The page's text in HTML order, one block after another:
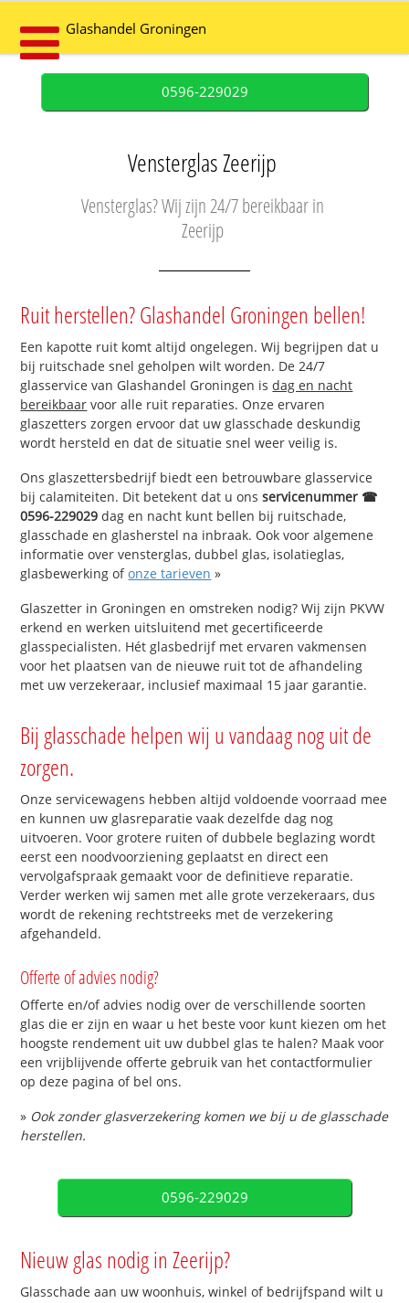
Glashandel Groningen
0596-229029
Vensterglas Zeerijp
Vensterglas? Wij zijn 24/7 bereikbaar in
Zeerijp
Ruit herstellen? Glashandel Groningen bellen!
Een kapotte ruit komt altijd ongelegen. Wij begrijpen dat u
bij ruitschade snel geholpen wilt worden. De 24/7
glasservice van Glashandel Groningen isdag en nacht
bereikbaar voor alle ruit reparaties. Onze ervaren
glaszetters zorgen ervoor dat uw glasschade deskundig
wordt hersteld en dat de situatie snel weer veilig is.
Ons glaszettersbedrijf biedt een betrouwbare glasservice
bij calamiteiten. Dit betekent dat u onsservicenummer ☎
0596-229029 dag en nacht kunt bellen bij ruitschade,
glasschade en glasherstel na inbraak. Ook voor algemene
informatie over vensterglas, dubbel glas, isolatieglas,
glasbewerking ofonze tarieven »
Glaszetter in Groningen en omstreken nodig? Wij zijn PKVW
erkend en werken uitsluitend met gecertificeerde
glasspecialisten. Hét glasbedrijf met ervaren vakmensen
voor het plaatsen van de nieuwe ruit tot de afhandeling
met uw verzekeraar, inclusief maximaal 15 jaar garantie.
Bij glasschade helpen wij u vandaag nog uit de
zorgen.
Onze servicewagens hebben altijd voldoende voorraad mee
en kunnen uw glasreparatie vaak dezelfde dag nog
uitvoeren. Voor grotere ruiten of dubbele beglazing wordt
eerst een noodvoorziening geplaatst en direct een
vervolgafspraak gemaakt voor de definitieve reparatie.
Verder werken wij samen met alle grote verzekeraars, dus
wordt de rekening rechtstreeks met de verzekering
afgehandeld.
Offerte of advies nodig?
Offerte en/of advies nodig over de verschillende soorten
glas die er zijn en waar u het beste voor kunt kiezen om het
hoogste rendement uit uw dubbel glas te halen? Maak voor
een vrijblijvende offerte gebruik van het contactformulier
op deze pagina of bel ons.
» Ook zonder glasverzekering komen we bij u de glasschade
herstellen.
0596-229029
Nieuw glas nodig in Zeerijp?
Glasschade aan uw woonhuis, winkel of bedrijfspand wilt u